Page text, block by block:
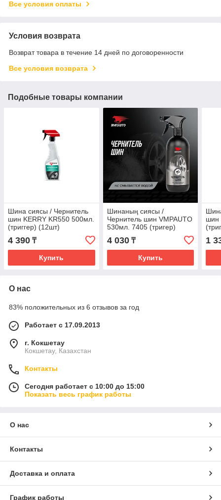
Все условия оплаты
Условия возврата
Возврат товара в течение 14 дней по договоренности
Все условия возврата
Подобные товары компании
Шина сиясы / Чернитель
шин KERRY KR550 500мл.
(триггер) (12шт)
4 390 ₸
Купить
Шинаның сиясы /
Чернитель шин VMPAUTO
530мл. 7405 (тригер)
4 030₸
Купить
шин
1
О нас
83% положительных из 6 отзывов за год
Работает с 17.09.2013
г. Кокшетау
Кокшетау, Казахстан
Контакты
Сегодня работает с 10:00 до 15:00
Показать весь график работы
О нас
Контакты
Доставка и оплата
График работы